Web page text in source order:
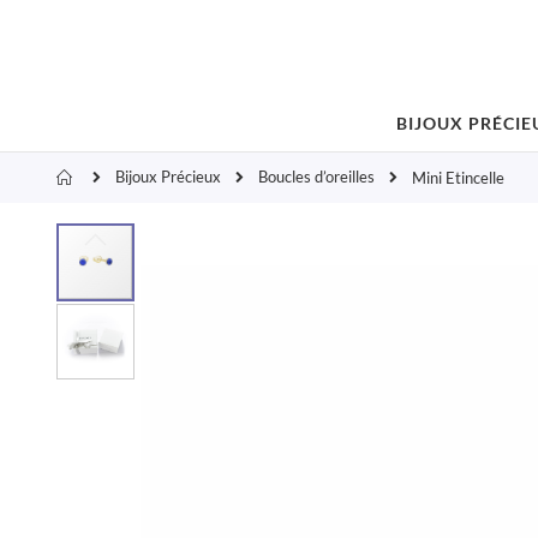
BIJOUX
AccueilBijoux Précieux Boucles d’oreilles Mini Etincelle
Skip
end
the
images
gallery